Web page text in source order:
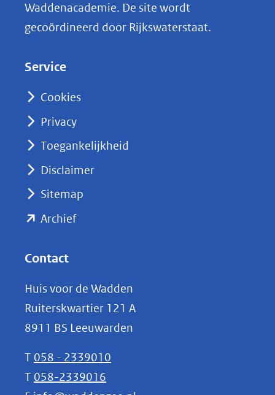
k
e
nieuw
naar
Waddenacademie. De site wordt
gecoördineerd door Rijkswaterstaat.
Service
Cookies
Privacy
Toegankelijkheid
Disclaimer
Sitemap
Archief(opent
(verwijst
naar
een
andere
website)
Contact
Huis voor de Wadden
Ruiterskwartier 121 A
8911 BS Leeuwarden
T 058 - 2339010
T 058-2339016